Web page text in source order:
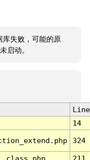
库失败，可能的原
启动。
Line
14
324
211